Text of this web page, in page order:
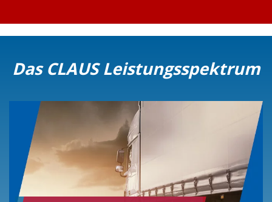
Das CLAUS Leistungsspektrum